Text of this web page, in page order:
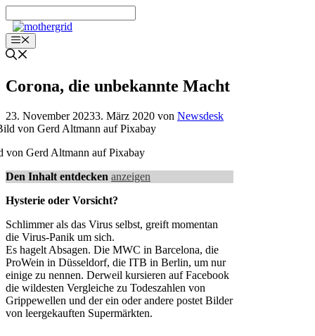
Inhalt
springenMenü
Corona, die unbekannte Macht
23. November 20233. März 2020 von Newsdesk
von Gerd Altmann auf Pixabay
Den Inhalt entdecken anzeigen
Hysterie oder Vorsicht?
Schlimmer als das Virus selbst, greift momentan
die Virus-Panik um sich.
Es hagelt Absagen. Die MWC in Barcelona, die
ProWein in Düsseldorf, die ITB in Berlin, um nur
einige zu nennen. Derweil kursieren auf Facebook
die wildesten Vergleiche zu Todeszahlen von
Grippewellen und der ein oder andere postet Bilder
von leergekauften Supermärkten.